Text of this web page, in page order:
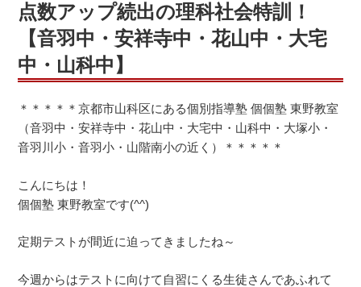
点数アップ続出の理科社会特訓！
【音羽中・安祥寺中・花山中・大宅
中・山科中】
＊＊＊＊＊京都市山科区にある個別指導塾 個個塾 東野教室
（音羽中・安祥寺中・花山中・大宅中・山科中・大塚小・
音羽川小・音羽小・山階南小の近く）＊＊＊＊＊
こんにちは！
個個塾 東野教室です(^^)
定期テストが間近に迫ってきましたね～
今週からはテストに向けて自習にくる生徒さんであふれて